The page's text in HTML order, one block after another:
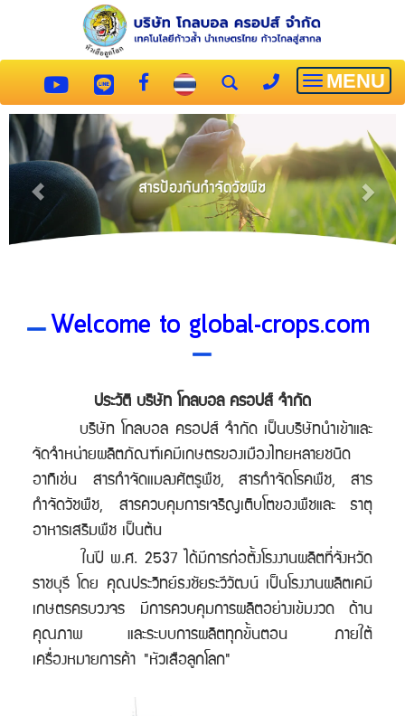
Toggle
MENU
Welcome to global-crops.com
ประวัติ บริษัท โกลบอล ครอปส์ จำกัด
บริษัท โกลบอล ครอปส์ จำกัด เป็นบริษัทนำเข้าและ
จัดจำหน่ายผลิตภัณฑ์เคมีเกษตรของเมืองไทยหลายชนิด
อาทิเช่น สารกำจัดแมลงศัตรูพืช, สารกำจัดโรคพืช, สาร
กำจัดวัชพืช, สารควบคุมการเจริญเติบโตของพืช และ ธาตุ
อาหารเสริมพืช เป็นต้น
ในปี พ.ศ. 2537 ได้มีการก่อตั้งโรงงานผลิตที่จังหวัด
ราชบุรี โดย คุณประวิทย์ธงชัยระวีวัฒน์ เป็นโรงงานผลิตเคมี
เกษตรครบวงจร มีการควบคุมการผลิตอย่างเข้มงวด ด้าน
คุณภาพ และระบบการผลิตทุกขั้นตอน ภายใต้
เครื่องหมายการค้า "หัวเสือลูกโลก"